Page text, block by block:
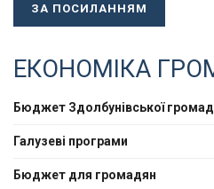
ЗА ПОСИЛАННЯМ
ЕКОНОМІКА
Бюджет Здолбунівської
Галузеві програми
Бюджет для громадян